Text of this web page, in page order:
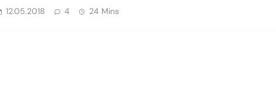
12.05.2018 4 24 Mins